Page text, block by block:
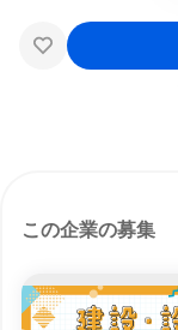
この企業の募集